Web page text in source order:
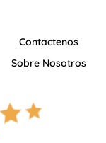
Contactenos
Sobre Nosotros